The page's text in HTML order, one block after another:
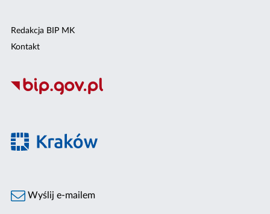
Redakcja BIP MK
Kontakt
Wyślij e-mailem